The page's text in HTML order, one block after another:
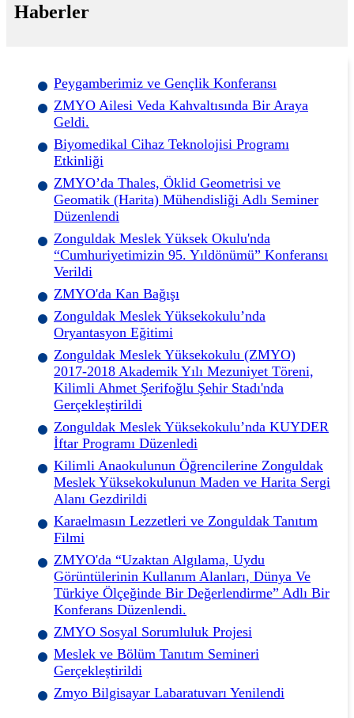
Haberler
Peygamberimiz ve Gençlik Konferansı
ZMYO Ailesi Veda Kahvaltısında Bir Araya
Geldi.
Biyomedikal Cihaz Teknolojisi Programı
Etkinliği
ZMYO’da Thales, Öklid Geometrisi ve
Geomatik (Harita) Mühendisliği Adlı Seminer
Düzenlendi
Zonguldak Meslek Yüksek Okulu'nda
“Cumhuriyetimizin 95. Yıldönümü” Konferansı
Verildi
ZMYO'da Kan Bağışı
Zonguldak Meslek Yüksekokulu’nda
Oryantasyon Eğitimi
Zonguldak Meslek Yüksekokulu (ZMYO)
2017-2018 Akademik Yılı Mezuniyet Töreni,
Kilimli Ahmet Şerifoğlu Şehir Stadı'nda
Gerçekleştirildi
Zonguldak Meslek Yüksekokulu’nda KUYDER
İftar Programı Düzenledi
Kilimli Anaokulunun Öğrencilerine Zonguldak
Meslek Yüksekokulunun Maden ve Harita Sergi
Alanı Gezdirildi
Karaelmasın Lezzetleri ve Zonguldak Tanıtım
Filmi
ZMYO'da “Uzaktan Algılama, Uydu
Görüntülerinin Kullanım Alanları, Dünya Ve
Türkiye Ölçeğinde Bir Değerlendirme” Adlı Bir
Konferans Düzenlendi.
ZMYO Sosyal Sorumluluk Projesi
Meslek ve Bölüm Tanıtım Semineri
Gerçekleştirildi
Zmyo Bilgisayar Labaratuvarı Yenilendi